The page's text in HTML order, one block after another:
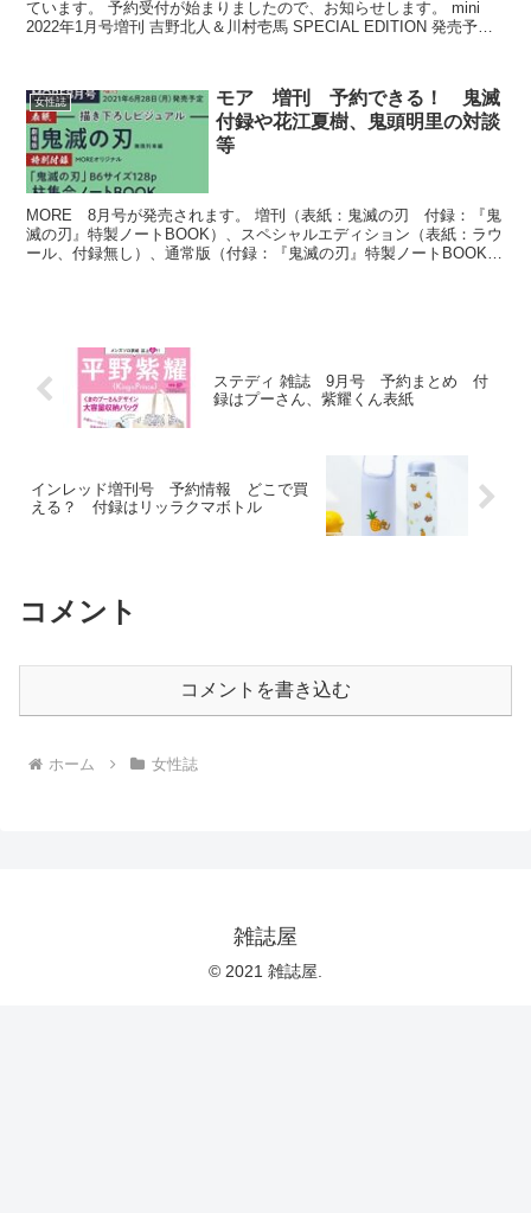
ています。 予約受付が始まりましたので、お知らせします。 mini
2022年1月号増刊 吉野北人＆川村壱馬 SPECIAL EDITION 発売予定
女性誌
モア 増刊 予約できる！ 鬼滅
付録や花江夏樹、鬼頭明里の対談
等
MORE 8月号が発売されます。 増刊（表紙：鬼滅の刃 付録：『鬼
滅の刃』特製ノートBOOK）、スペシャルエディション（表紙：ラウ
ール、付録無し）、通常版（付録：『鬼滅の刃』特製ノートBOOK）
ステディ 雑誌 9月号 予約まとめ 付
録はプーさん、紫耀くん表紙
インレッド増刊号 予約情報 どこで買
える？ 付録はリッラクマボトル
コメント
コメントを書き込む
ホーム 女性誌
雑誌屋
© 2021 雑誌屋.